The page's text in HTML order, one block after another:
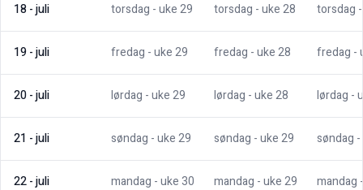
18-juli torsdag - uke29 torsdag - uke28 torsdag
19-juli fredag - uke29 fredag - uke28 fredag -
20-juli lørdag - uke29 lørdag - uke28 lørdag -
21 -juli søndag - uke29 søndag - uke29 søndag
22-juli mandag - uke30 mandag - uke29 mandag